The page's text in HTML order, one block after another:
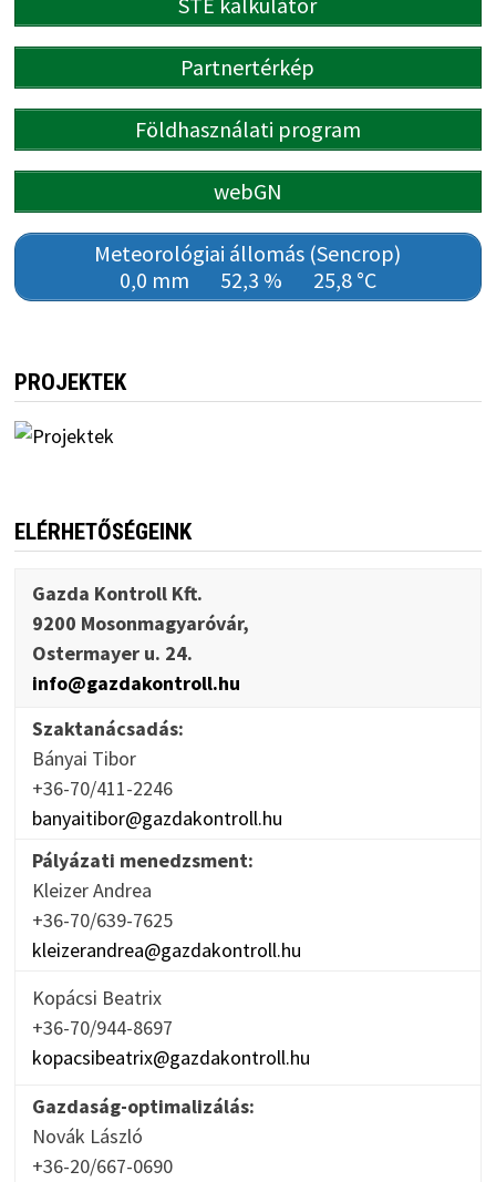
Partnertérkép
Földhasználati program
webGN
Meteorológiai állomás (Sencrop)
0,0 mm
52,3 % 25,8 °C
PROJEKTEK
ELÉRHETŐSÉGEINK
Gazda Kontroll Kft.
9200 Mosonmagyaróvár,
Ostermayer u. 24.
info@gazdakontroll.hu
Szaktanácsadás:
Bányai Tibor
+36-70/411-2246
banyaitibor@gazdakontroll.hu
Pályázati menedzsment:
Kleizer Andrea
+36-70/639-7625
kleizerandrea@gazdakontroll.hu
Kopácsi Beatrix
+36-70/944-8697
kopacsibeatrix@gazdakontroll.hu
Gazdaság-optimalizálás:
Novák László
+36-20/667-0690